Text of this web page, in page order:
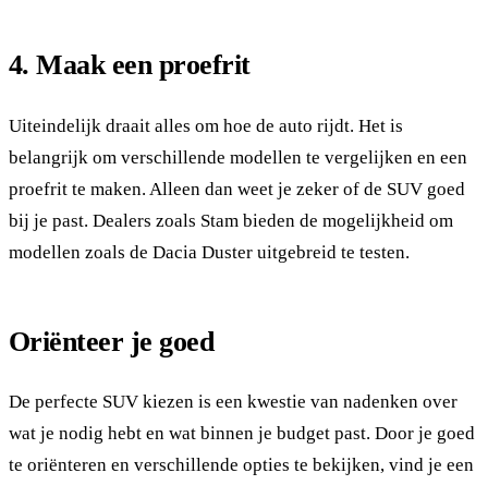
4. Maak een proefrit
Uiteindelijk draait alles om hoe de auto rijdt. Het is
belangrijk om verschillende modellen te vergelijken en een
proefrit te maken. Alleen dan weet je zeker of de SUV goed
bij je past. Dealers zoals Stam bieden de mogelijkheid om
modellen zoals de Dacia Duster uitgebreid te testen.
Oriënteer je goed
De perfecte SUV kiezen is een kwestie van nadenken over
wat je nodig hebt en wat binnen je budget past. Door je goed
te oriënteren en verschillende opties te bekijken, vind je een